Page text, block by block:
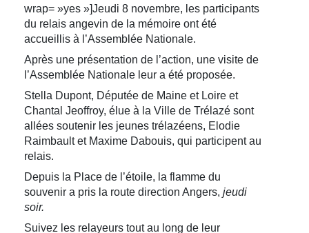
wrap= »yes »]Jeudi 8 novembre, les participants
du relais angevin de la mémoire ont été
accueillis à l’Assemblée Nationale.
Après une présentation de l’action, une visite de
l’Assemblée Nationale leur a été proposée.
Stella Dupont, Députée de Maine et Loire et
Chantal Jeoffroy, élue à la Ville de Trélazé sont
allées soutenir les jeunes trélazéens, Elodie
Raimbault et Maxime Dabouis, qui participent au
relais.
Depuis la Place de l’étoile, la flamme du
souvenir a pris la route direction Angers, jeudi
soir.
Suivez les relayeurs tout au long de leur